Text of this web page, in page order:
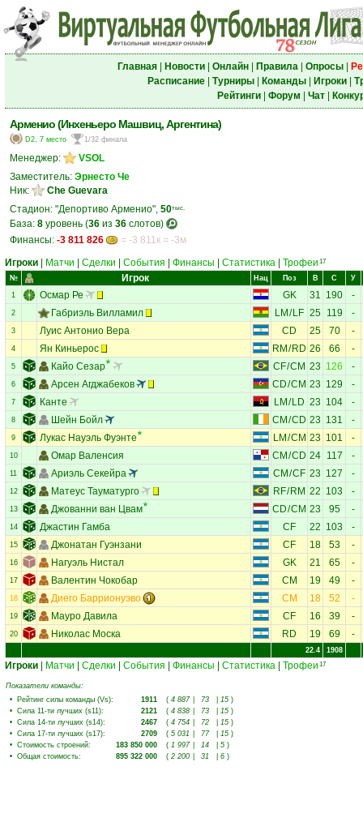
Главная| Новости| Онлайн| Правила| Опросы|
Расписание| Турниры| Команды| Игроки|
Рейтинги| Форум Чат|
Арменио (Инхеньеро Машвиц, Аргентина)
D2, 7 место 1/32 финала
Менеджер:
VSOL
Заместитель: Эрнесто Че
Ник:
Che Guevara
Стадион: "Депортиво Арменио", 50тыс.
База: 8 уровень (36 из 36 слотов)
Финансы: -3 811 826
= -3 811к = -3м
Игроки
Матчи Сделки События Финансы Статистика Трофеи 17
№ Игрок Нац Поз В С У
1 Осмар Ре GK 31 190 -
2 Габриэль Вилламил LM / LF 25 119 -
3 Луис Антонио Вера CD 25 70 -
4 Ян Киньерос RM / RD 26 66 -
5 Кайо Сезар CF/CM 23 126 -
6 Арсен Агджабеков CD/CM 23 129 -
7 Канте LM / LD 23 104 -
8 Шейн Бойл CM /CD 23 131 -
9 Лукас Науэль Фуэнте LM /CM 23 101 -
10 Омар Валенсия CM /CD 24 117 -
11 Ариэль Секейра CM /CF 23 127 -
12 Матеус Тауматурго RF/ RM 22 103 -
13 Джованни ван Цвам CD/CM 23 95 -
14 Джастин Гамба CF 22 103 -
15 Джонатан Гуэнзани CF 18 53 -
16 Нагуэль Нистал GK 21 65 -
17 Валентин Чокобар CM 19 49 -
18 Диего Баррионуэво CM 18 52 -
19 Мауро Давила CF 16 39 -
20 Николас Моска RD 19 69 -
22.4 1908
Игроки Матчи Сделки События Финансы Статистика Трофеи 17
Показатели команды:
• Рейтинг силы команды (Vs): 1911 ( 4 887 73 15 )
• Сила 11-ти лучших (s11): 2121 ( 4 838 73 15 )
• Сила 14-ти лучших (s14): 2467 ( 4 754 72 15 )
• Сила 17-ти лучших (s17): 2709 ( 5 031 77 15 )
• Стоимость строений: 183 850 000 ( 1 997 14 5 )
• Общая стоимость: 895 322 000 ( 2 200 31 6 )